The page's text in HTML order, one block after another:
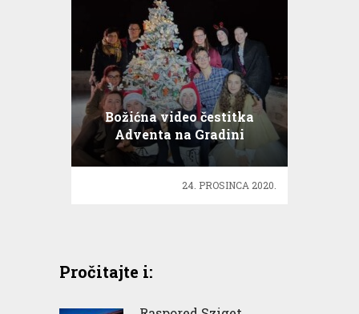
Božićna video čestitka
Adventa na Gradini
24. PROSINCA 2020.
Pročitajte i: